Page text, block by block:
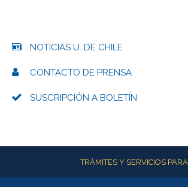
NOTICIAS U. DE CHILE
CONTACTO DE PRENSA
SUSCRIPCIÓN A BOLETÍN
Más informaciónTRÁMITES Y SERVICIOS PARA